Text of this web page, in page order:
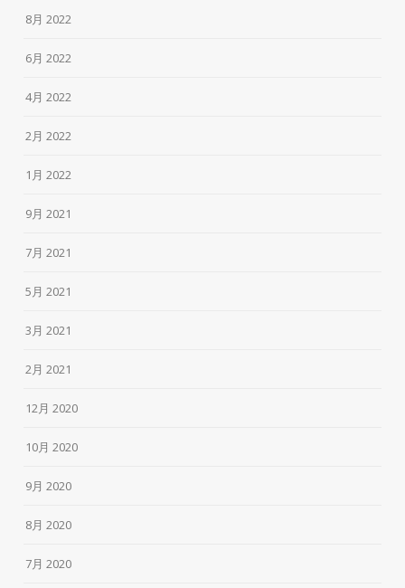
8月 2022
6月 2022
4月 2022
2月 2022
1月 2022
9月 2021
7月 2021
5月 2021
3月 2021
2月 2021
12月 2020
10月 2020
9月 2020
8月 2020
7月 2020